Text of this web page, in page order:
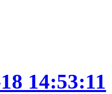
14:53:11